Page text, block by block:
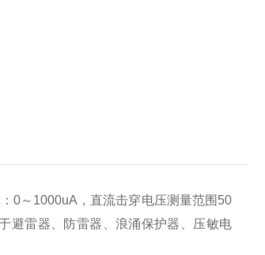
0～1000uA，直流击穿电压测量范围50
避雷器、防雷器、浪涌保护器、压敏电